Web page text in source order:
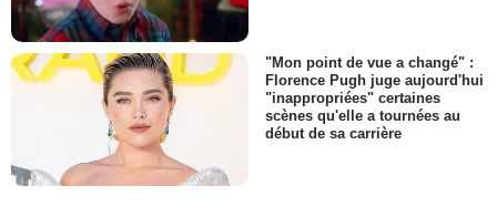
"Mon point de vue a changé" :
Florence Pugh juge aujourd'hui
"inappropriées" certaines
scènes qu'elle a tournées au
début de sa carrière